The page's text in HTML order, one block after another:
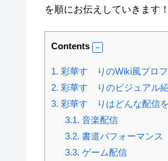
を順にお伝えしていきます！
Contents
1. 彩華すゞりのWiki風プロ
2. 彩華すゞりのビジュアル
3. 彩華すゞりはどんな配信
3.1. 音楽配信
3.2. 書道パフォーマンス
3.3. ゲーム配信